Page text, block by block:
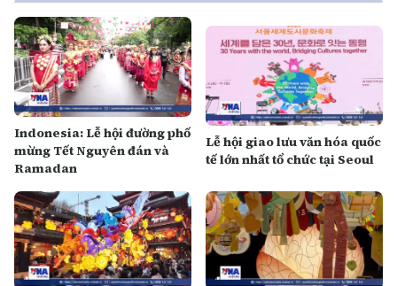
Indonesia: Lễ hội đường phố
mừng Tết Nguyên đán và
Ramadan
Lễ hội giao lưu văn hóa quốc
tế lớn nhất tổ chức tại Seoul